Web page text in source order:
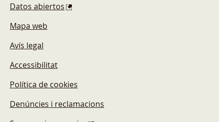
Datos abiertos
Mapa web
Avís legal
Accessibilitat
Política de cookies
Denúncies i reclamacions